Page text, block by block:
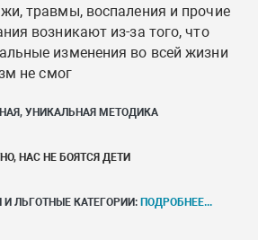
травмы, воспаления и прочие
возникают из-за того, что
изменения во всей жизни
не смог
УНИКАЛЬНАЯ МЕТОДИКА
НАС НЕ БОЯТСЯ ДЕТИ
ЛЬГОТНЫЕ КАТЕГОРИИ: ПОДРОБНЕЕ...